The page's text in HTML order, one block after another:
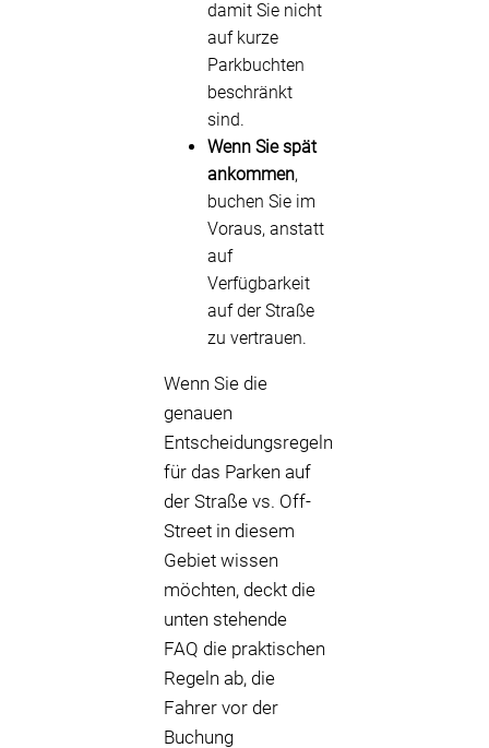
damit Sie nicht
auf kurze
Parkbuchten
beschränkt
sind.
Wenn Sie spät
ankommen,
buchen Sie im
Voraus, anstatt
auf
Verfügbarkeit
auf der Straße
zu vertrauen.
Wenn Sie die
genauen
Entscheidungsregeln
für das Parken auf
der Straße vs. Off-
Street in diesem
Gebiet wissen
möchten, deckt die
unten stehende
FAQ die praktischen
Regeln ab, die
Fahrer vor der
Buchung